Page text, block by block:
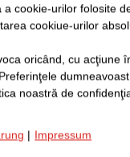
a cookie-urilor folosite
cookiue-urilor
oricând, cu acţiune
noastră de
| Impressum